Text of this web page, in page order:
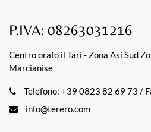
P.IVA: 08263031216
Centro orafo il Tarì - Zona Asi Sud
Marcianise
Telefono: +39 0823 82 69 73 /
info@terero.com